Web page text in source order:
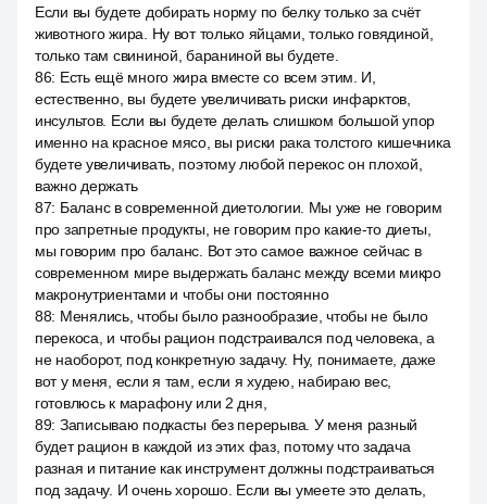
Если вы будете добирать норму по белку только за счёт
животного жира. Ну вот только яйцами, только говядиной,
только там свининой, бараниной вы будете.
86: Есть ещё много жира вместе со всем этим. И,
естественно, вы будете увеличивать риски инфарктов,
инсультов. Если вы будете делать слишком большой упор
именно на красное мясо, вы риски рака толстого кишечника
будете увеличивать, поэтому любой перекос он плохой,
важно держать
87: Баланс в современной диетологии. Мы уже не говорим
про запретные продукты, не говорим про какие-то диеты,
мы говорим про баланс. Вот это самое важное сейчас в
современном мире выдержать баланс между всеми микро
макронутриентами и чтобы они постоянно
88: Менялись, чтобы было разнообразие, чтобы не было
перекоса, и чтобы рацион подстраивался под человека, а
не наоборот, под конкретную задачу. Ну, понимаете, даже
вот у меня, если я там, если я худею, набираю вес,
готовлюсь к марафону или 2 дня,
89: Записываю подкасты без перерыва. У меня разный
будет рацион в каждой из этих фаз, потому что задача
разная и питание как инструмент должны подстраиваться
под задачу. И очень хорошо. Если вы умеете это делать,